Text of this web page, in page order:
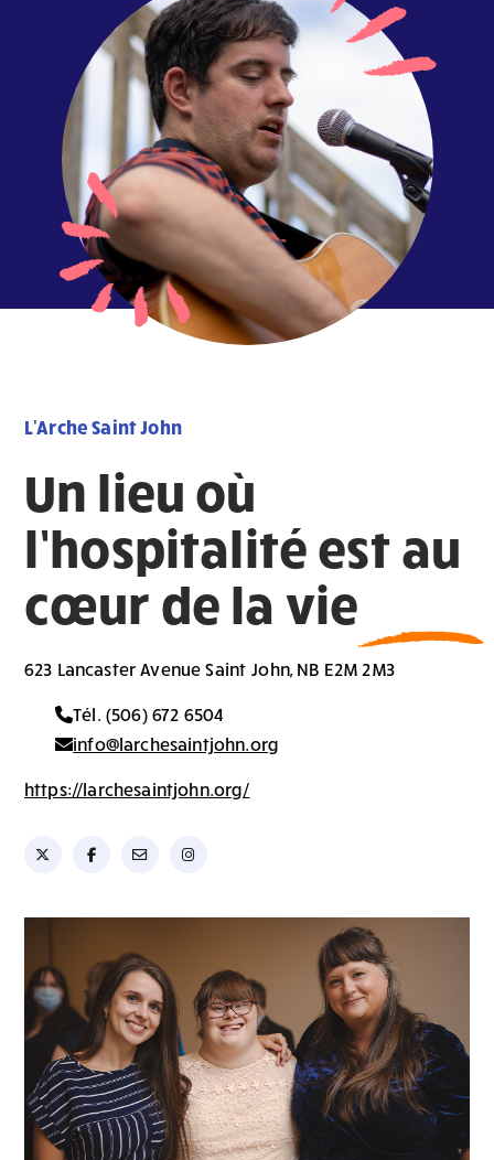
L'Arche Saint John
Un lieu où
l’hospitalité est au
cœur de la vie
623 Lancaster Avenue Saint John, NB E2M 2M3
Tél. (506) 672 6504
info@larchesaintjohn.org
https://larchesaintjohn.org/